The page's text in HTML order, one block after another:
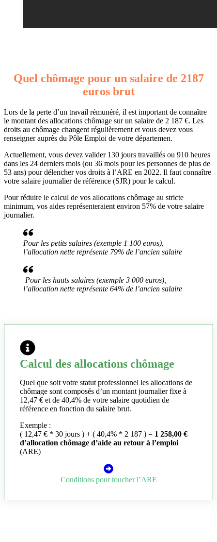
Quel chômage pour un salaire de 2187
euros brut
Lors de la perte d’un travail rémunéré, il est important de connaître
le montant des allocations chômage sur un salaire de 2 187 €. Les
droits au chômage changent régulièrement et vous devez vous
renseigner auprès du Pôle Emploi de votre départemen.
Actuellement, vous devez valider 130 jours travaillés ou 910 heures
dans les 24 derniers mois (ou 36 mois pour les personnes de plus de
53 ans) pour délencher vos droits à l’ARE en 2022. Il faut connaître
votre salaire journalier de référence (SJR) pour le calcul.
Pour réduire le calcul de vos allocations chômage au stricte
minimum, vos aides représenteraient environ 57% de votre salaire
journalier.
Pour les petits salaires (exemple 1 100 euros),
l’allocation nette représente 79% de l’ancien salaire
Pour les hauts salaires (exemple 3 000 euros),
l’allocation nette représente 64% de l’ancien salaire
Calcul des allocations chômage
Quel que soit votre statut professionnel les allocations de
chômage sont composés d’un montant journalier fixe à
12,47 € et de 40,4% de votre salaire quotidien de
référence en fonction du salaire brut.
Exemple :
( 12,47 € * 30 jours ) + ( 40,4% * 2 187 ) = 1 258,00 €
d’allocation chômage d’aide au retour à l’emploi
(ARE)
Conditions pour toucher l’ARE